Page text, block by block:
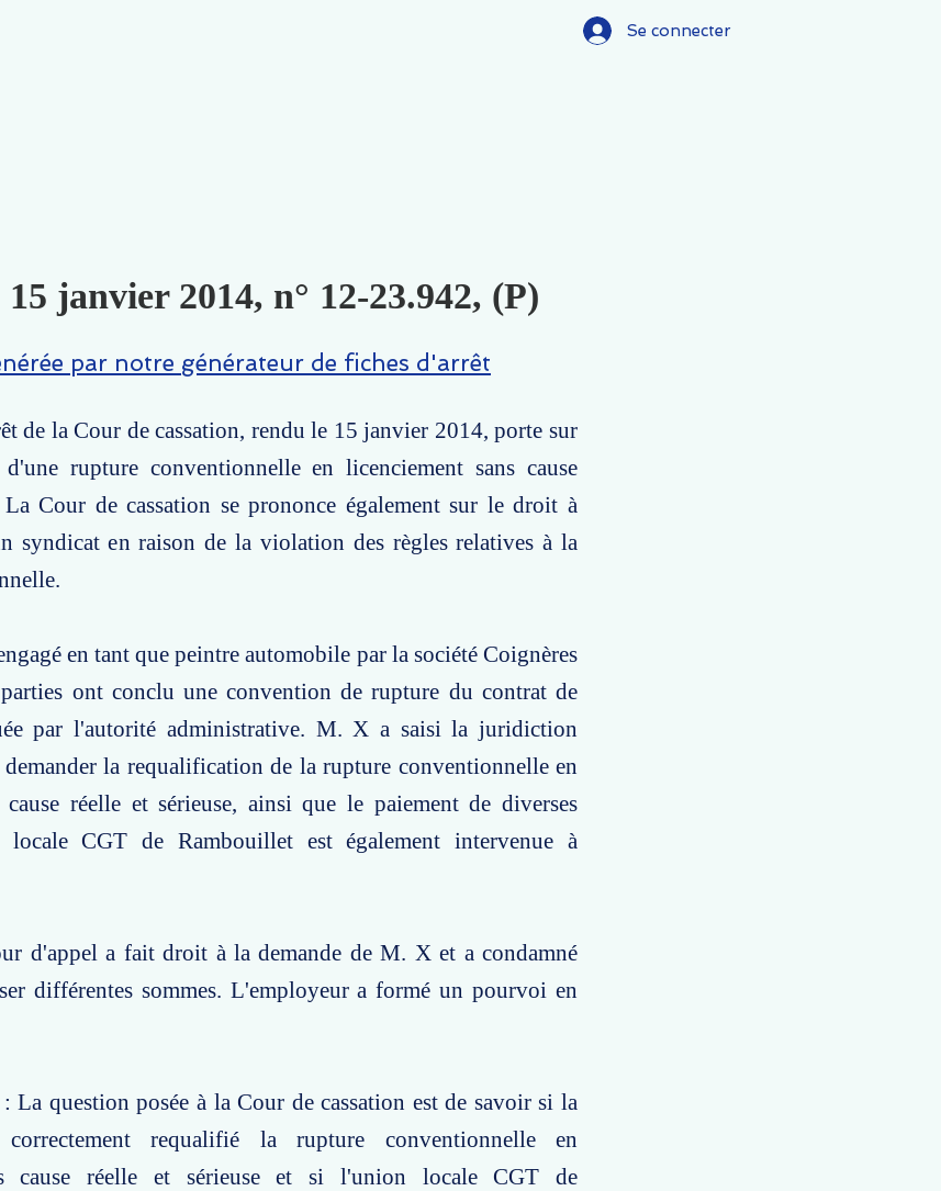
Se connecter
15 janvier 2014, n° 12-23.942, (P)
par notre générateur de fiches d'arrêt
de la Cour de cassation, rendu le 15 janvier 2014, porte sur
rupture conventionnelle en licenciement sans cause
La Cour de cassation se prononce également sur le droit à
syndicat en raison de la violation des règles relatives à la
en tant que peintre automobile par la société Coignères
ont conclu une convention de rupture du contrat de
par l'autorité administrative. M. X a saisi la juridiction
la requalification de la rupture conventionnelle en
cause réelle et sérieuse, ainsi que le paiement de diverses
locale CGT de Rambouillet est également intervenue à
d'appel a fait droit à la demande de M. X et a condamné
différentes sommes. L'employeur a formé un pourvoi en
La question posée à la Cour de cassation est de savoir si la
requalifié la rupture conventionnelle en
cause réelle et sérieuse et si l'union locale CGT de